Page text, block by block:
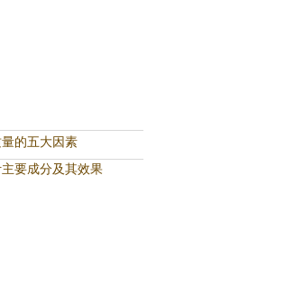
的五大因素